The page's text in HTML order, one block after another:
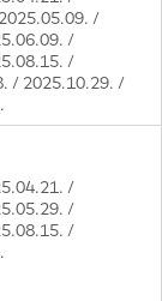
/
/
/
/ 2025.10.29. /
/
/
/